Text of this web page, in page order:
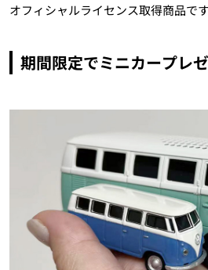
オフィシャルライセンス取得商品です
期間限定でミニカープレ